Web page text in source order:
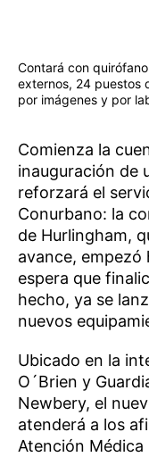
Contará con
externos, 24 puestos
por imágenes y por
Comienza la
inauguración de
reforzará el
Conurbano: la
de Hurlingham,
avance, empezó
espera que
hecho, ya se
nuevos
Ubicado en la
O´Brien y
Newbery, el
atenderá a los
Atención Médica